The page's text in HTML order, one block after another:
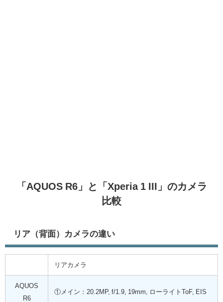
「AQUOS R6」と「Xperia 1 III」のカメラ
比較
リア（背面）カメラの違い
リアカメラ
AQUOS
R6
①メイン：20.2MP, f/1.9, 19mm, ローライトToF, EIS